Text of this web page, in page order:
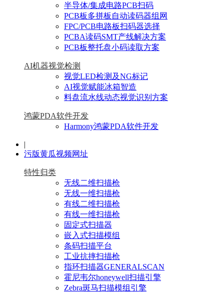
半导体/集成电路PCB扫码
PCB板多拼板自动读码器组网
FPC/PCB电路板扫码器选择
PCBA读码SMT产线解决方案
PCB板整托盘小码读取方案
AI机器视觉检测
视觉LED检测及NG标记
AI视觉赋能冰箱智造
料盘流水线动态视觉识别方案
鸿蒙PDA软件开发
Harmony鸿蒙PDA软件开发
|
污版黄瓜视频网址
特性归类
无线二维扫描枪
无线一维扫描枪
有线二维扫描枪
有线一维扫描枪
固定式扫描器
嵌入式扫描模组
条码扫描平台
工业抗摔扫描枪
指环扫描器GENERALSCAN
霍尼韦尔honeywell扫描引擎
Zebra斑马扫描模组引擎